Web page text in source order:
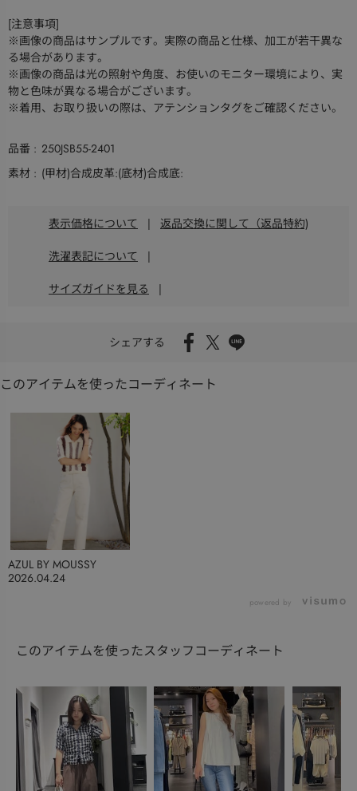
[注意事項]
※画像の商品はサンプルです。実際の商品と仕様、加工が若干異な
る場合があります。
※画像の商品は光の照射や角度、お使いのモニター環境により、実
物と色味が異なる場合がございます。
※着用、お取り扱いの際は、アテンションタグをご確認ください。
品番
250JSB55-2401
素材
(甲材)合成皮革:(底材)合成底:
表示価格について | 返品交換に関して（返品特約)
洗濯表記について |
サイズガイドを見る |
シェアする
このアイテムを使ったコーディネート
2026.04.24
AZUL BY MOUSSY
powered by
このアイテムを使ったスタッフコーディネート